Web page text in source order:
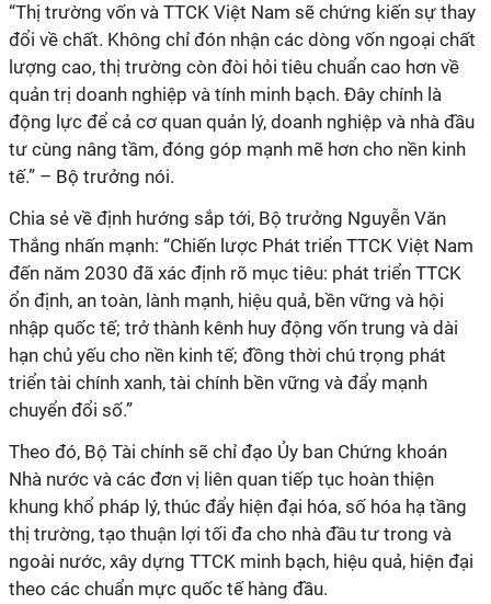
“Thị trường vốn và TTCK Việt Nam sẽ chứng kiến sự thay
đổi về chất. Không chỉ đón nhận các dòng vốn ngoại chất
lượng cao, thị trường còn đòi hỏi tiêu chuẩn cao hơn về
quản trị doanh nghiệp và tính minh bạch. Đây chính là
động lực để cả cơ quan quản lý, doanh nghiệp và nhà đầu
tư cùng nâng tầm, đóng góp mạnh mẽ hơn cho nền kinh
tế.” – Bộ trưởng nói.
Chia sẻ về định hướng sắp tới, Bộ trưởng Nguyễn Văn
Thắng nhấn mạnh: “Chiến lược Phát triển TTCK Việt Nam
đến năm 2030 đã xác định rõ mục tiêu: phát triển TTCK
ổn định, an toàn, lành mạnh, hiệu quả, bền vững và hội
nhập quốc tế; trở thành kênh huy động vốn trung và dài
hạn chủ yếu cho nền kinh tế; đồng thời chú trọng phát
triển tài chính xanh, tài chính bền vững và đẩy mạnh
chuyển đổi số.”
Theo đó, Bộ Tài chính sẽ chỉ đạo Ủy ban Chứng khoán
Nhà nước và các đơn vị liên quan tiếp tục hoàn thiện
khung khổ pháp lý, thúc đẩy hiện đại hóa, số hóa hạ tầng
thị trường, tạo thuận lợi tối đa cho nhà đầu tư trong và
ngoài nước, xây dựng TTCK minh bạch, hiệu quả, hiện đại
theo các chuẩn mực quốc tế hàng đầu.